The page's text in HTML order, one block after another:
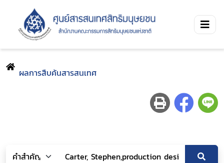
ผลการสืบค้นสารสนเทศ